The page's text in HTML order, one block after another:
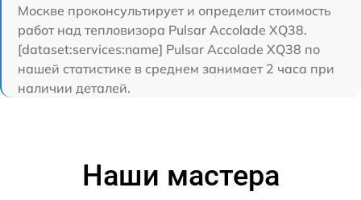
Москве проконсультирует и определит стоимость
работ над тепловизора Pulsar Accolade XQ38.
[dataset:services:name] Pulsar Accolade XQ38 по
нашей статистике в среднем занимает 2 часа при
наличии деталей.
Наши мастера